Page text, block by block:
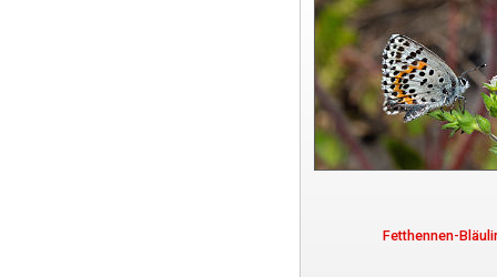
Fetthennen-